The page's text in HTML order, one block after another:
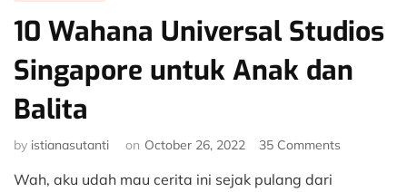
10 Wahana Universal Studios
Singapore untuk Anak dan
Balita
by istianasutanti on October 26, 2022 35 Comments
Wah, aku udah mau cerita ini sejak pulang dari